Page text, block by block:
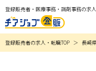
登録販売者・医療事務・調剤事務の求
登録販売者の求人・転職TOP 長崎